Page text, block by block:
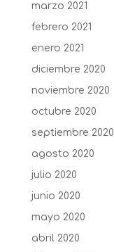
marzo 2021
febrero 2021
enero 2021
diciembre 2020
noviembre 2020
octubre 2020
septiembre 2020
agosto 2020
julio 2020
junio 2020
mayo 2020
abril 2020